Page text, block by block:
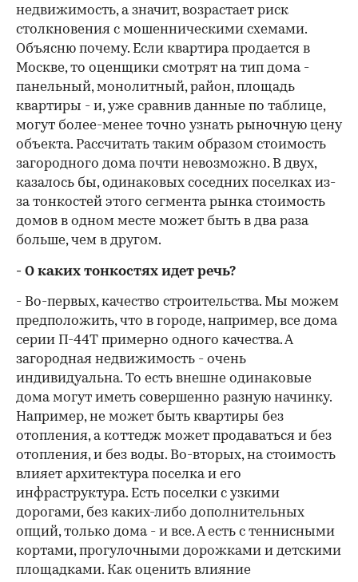
недвижимость, а значит, возрастает риск
столкновения с мошенническими схемами.
Объясню почему. Если квартира продается в
Москве, то оценщики смотрят на тип дома -
панельный, монолитный, район, площадь
квартиры - и, уже сравнив данные по таблице,
могут более-менее точно узнать рыночную цену
объекта. Рассчитать таким образом стоимость
загородного дома почти невозможно. В двух,
казалось бы, одинаковых соседних поселках из-
за тонкостей этого сегмента рынка стоимость
домов в одном месте может быть в два раза
больше, чем в другом.
- О каких тонкостях идет речь?
- Во-первых, качество строительства. Мы можем
предположить, что в городе, например, все дома
серии П-44Т примерно одного качества. А
загородная недвижимость - очень
индивидуальна. То есть внешне одинаковые
дома могут иметь совершенно разную начинку.
Например, не может быть квартиры без
отопления, а коттедж может продаваться и без
отопления, и без воды. Во-вторых, на стоимость
влияет архитектура поселка и его
инфраструктура. Есть поселки с узкими
дорогами, без каких-либо дополнительных
опций, только дома - и все. А есть с теннисными
кортами, прогулочными дорожками и детскими
площадками. Как оценить влияние